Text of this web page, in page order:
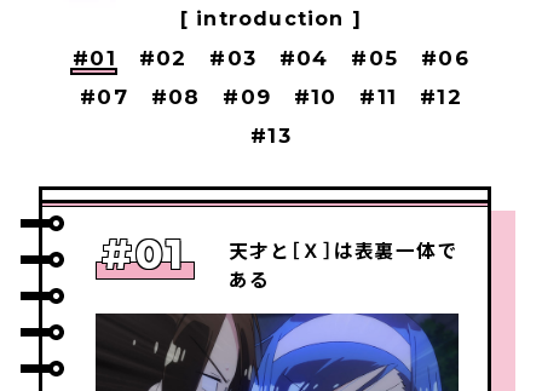
[ introduction ]
#01 #02 #03 #04 #05
#06
#07
#08 #09 #10 #11
#12
#13
#01
天才と［Ｘ］は表裏一体で
ある